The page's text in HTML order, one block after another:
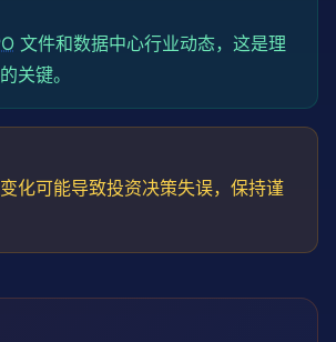
文件和数据中心行业动态，这是理
关键。
化可能导致投资决策失误，保持谨